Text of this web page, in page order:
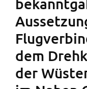
dem
der